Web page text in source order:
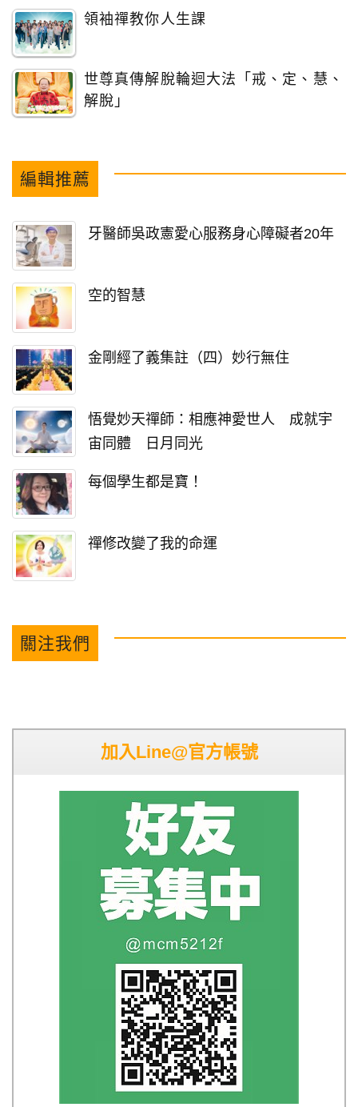
領袖禪教你人生課
世尊真傳解脫輪迴大法「戒、定、慧、
解脫」
編輯推薦
牙醫師吳政憲愛心服務身心障礙者20年
空的智慧
金剛經了義集註（四）妙行無住
悟覺妙天禪師：相應神愛世人 成就宇
宙同體 日月同光
每個學生都是寶！
禪修改變了我的命運
關注我們
加入Line@官方帳號